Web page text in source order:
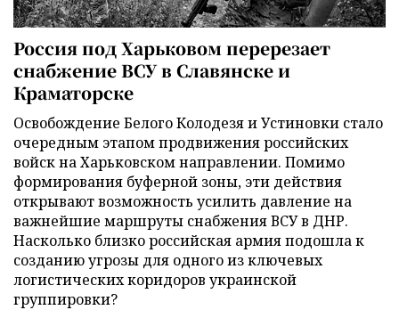
Россия под Харьковом перерезает
снабжение ВСУ в Славянске и
Краматорске
Освобождение Белого Колодезя и Устиновки стало
очередным этапом продвижения российских
войск на Харьковском направлении. Помимо
формирования буферной зоны, эти действия
открывают возможность усилить давление на
важнейшие маршруты снабжения ВСУ в ДНР.
Насколько близко российская армия подошла к
созданию угрозы для одного из ключевых
логистических коридоров украинской
группировки?